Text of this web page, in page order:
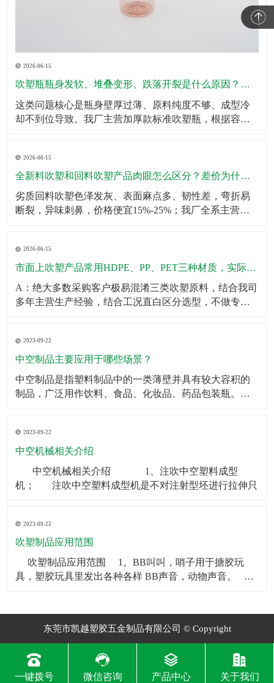
2026-06-15
吹塑瓶瓶身发软、堆叠变形、跌落开裂是什么原因？怎么规避？
这类问题核心是瓶身壁厚过薄、原料纯度不够、成型冷
却不到位导致。我厂主营加厚款标准吹塑瓶，根据容量
包、不变形；生产采用伺服匀速挤出+恒温冷却工艺，杜
绝瓶身局部发软、成型缩水问题。同时成品出厂前完成2
米垂直
2026-06-15
全新料吹塑和回料吹塑产品肉眼怎么区分？差价为什么这么大？
劣质回料吹塑色泽发灰、表面麻点多、韧性差，弯折易
断裂，异味刺鼻，价格便宜15%-25%；我厂全系主营成
使用寿命提升一倍以上。针对预算刚需客户，可合规提
供混合改性料经济型方案，透明告知材质参数，不偷
料、
2026-06-15
市面上吹塑产品常用HDPE、PP、PET三种材质，实际使用该怎么选？有什么核心差异？市面上吹塑产品常用HDPE、PP、PET三种材质，实际使用该怎么选？有什么核心差异？
A：绝大多数采购客户极易混淆三类吹塑原料，结合我司
多年主营生产经验，结合工况直白区分选型，不做专业
裂，壁厚可塑性强，适合工业化工桶、机油壶、农用肥
液桶、户外中空配件、仓储周转吹塑箱体，性价比最
高、
2023-09-22
中空制品主要应用于哪些场景？
中空制品是指塑料制品中的一类薄壁并具有较大容积的
制品，广泛用作饮料、食品、化妆品、药品包装瓶。​中
空制品也常被用于食品包装，如巧克力、糖果等。3．化
妆品包装：中空制品常常被用在化妆品包装上，如香水
2023-09-22
中空机械相关介绍
​ 中空机械相关介绍 1、注吹中空塑料成型
机； 注吹中空塑料成型机是不对注射型坯进行拉伸只
2023-09-22
吹塑制品应用范围
​ 吹塑制品应用范围 1。BB叫叫，哨子用于搪胶玩
具，塑胶玩具里发出各种各样 BB声音，动物声音。
东莞市凯越塑胶五金制品有限公司 © Copyright
一键拨号 微信咨询 产品中心 关于我们